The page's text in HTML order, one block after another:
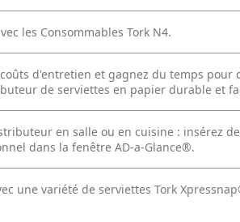
les Consommables Tork N4.
d'entretien et gagnez du temps pour
de serviettes en papier durable et
en salle ou en cuisine : insérez
dans la fenêtre AD-a-Glance®.
une variété de serviettes Tork